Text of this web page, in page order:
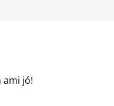
ami jó!